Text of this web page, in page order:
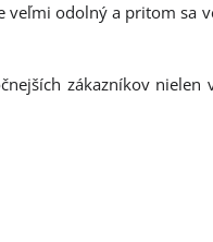
veľmi odolný a pritom sa
zákazníkov nielen